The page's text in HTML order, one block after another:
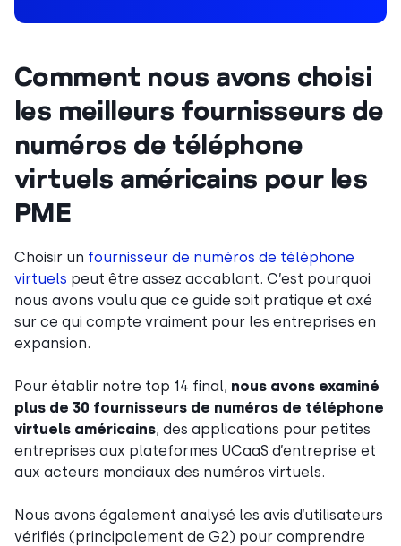
Comment nous avons choisi
les meilleurs fournisseurs de
numéros de téléphone
virtuels américains pour les
PME
Choisir un fournisseur de numéros de téléphone
virtuels peut être assez accablant. C’est pourquoi
nous avons voulu que ce guide soit pratique et axé
sur ce qui compte vraiment pour les entreprises en
expansion.
Pour établir notre top 14 final, nous avons examiné
plus de 30 fournisseurs de numéros de téléphone
virtuels américains, des applications pour petites
entreprises aux plateformes UCaaS d’entreprise et
aux acteurs mondiaux des numéros virtuels.
Nous avons également analysé les avis d’utilisateurs
vérifiés (principalement de G2) pour comprendre